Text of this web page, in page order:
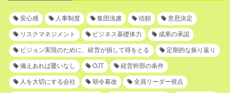
安心感 人事制度 集団浅慮 信頼 意思決定
リスクマネジメント ビジネス基礎体力 成果の承認
ビジョン実現のために、経営が損して得をとる 定期的な振り返り
備えあれば憂いなし OJT 経営幹部の条件
人を大切にする会社 朝令暮改 全員リーダー視点